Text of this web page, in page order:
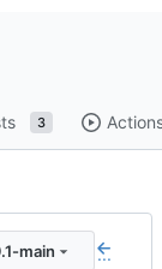
3
main ...